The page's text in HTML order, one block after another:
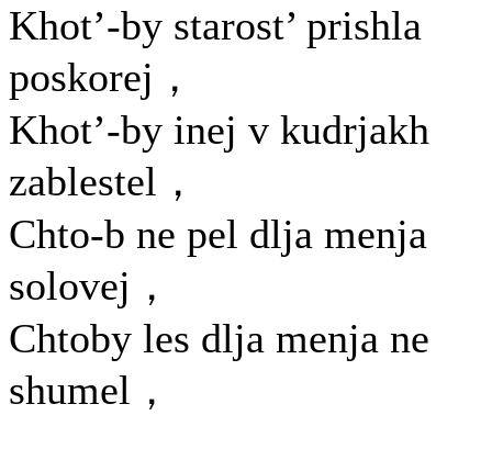
Khot’-by starost’ prishla
poskorej，
Khot’-by inej v kudrjakh
zablestel，
Chto-b ne pel dlja menja
solovej，
Chtoby les dlja menja ne
shumel，